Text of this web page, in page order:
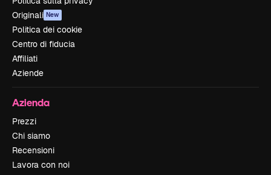
Originali New
Politica dei cookie
Centro di fiducia
Affiliati
Aziende
Azienda
Prezzi
Chi siamo
Recensioni
Lavora con noi